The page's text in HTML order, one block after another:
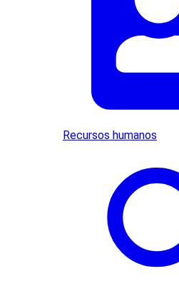
Recursos humanos